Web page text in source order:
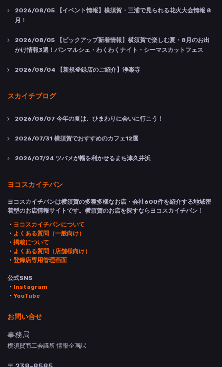
2026/08/05 【イベント情報】横須賀・三浦で見られる花火大会情報 8
月！
2026/08/05 【ピックアップ新着情報】横須賀で楽しむ夏・8月のお出
かけ情報3選！パンマルシェ・わくわくナイト・シーマスカットフェス
2026/08/04 【新規登録店のご紹介】浄楽寺
スカイチブログ
2026/08/07 今年の夏は、ひまわりに会いに行こう！
2026/07/31 横須賀でおすすめのカフェ12選
2026/07/24 ツバメが幅を利かせるまち津久井浜
ヨコスカイチバン
ヨコスカイチバンは横須賀の多種多様なお店・会社600件を紹介する地域密
着型のお店情報サイトです。横須賀のお店を探すならヨコスカイチバン！
・ ヨコスカイチバンについて
・ よくある質問（一般向け）
・ 掲載について
・ よくある質問（店舗様向け）
・ 登録店専用管理画面
公式SNS
・ Instagram
・ YouTube
お問い合せ
事務局
横須賀商工会議所 情報企画課